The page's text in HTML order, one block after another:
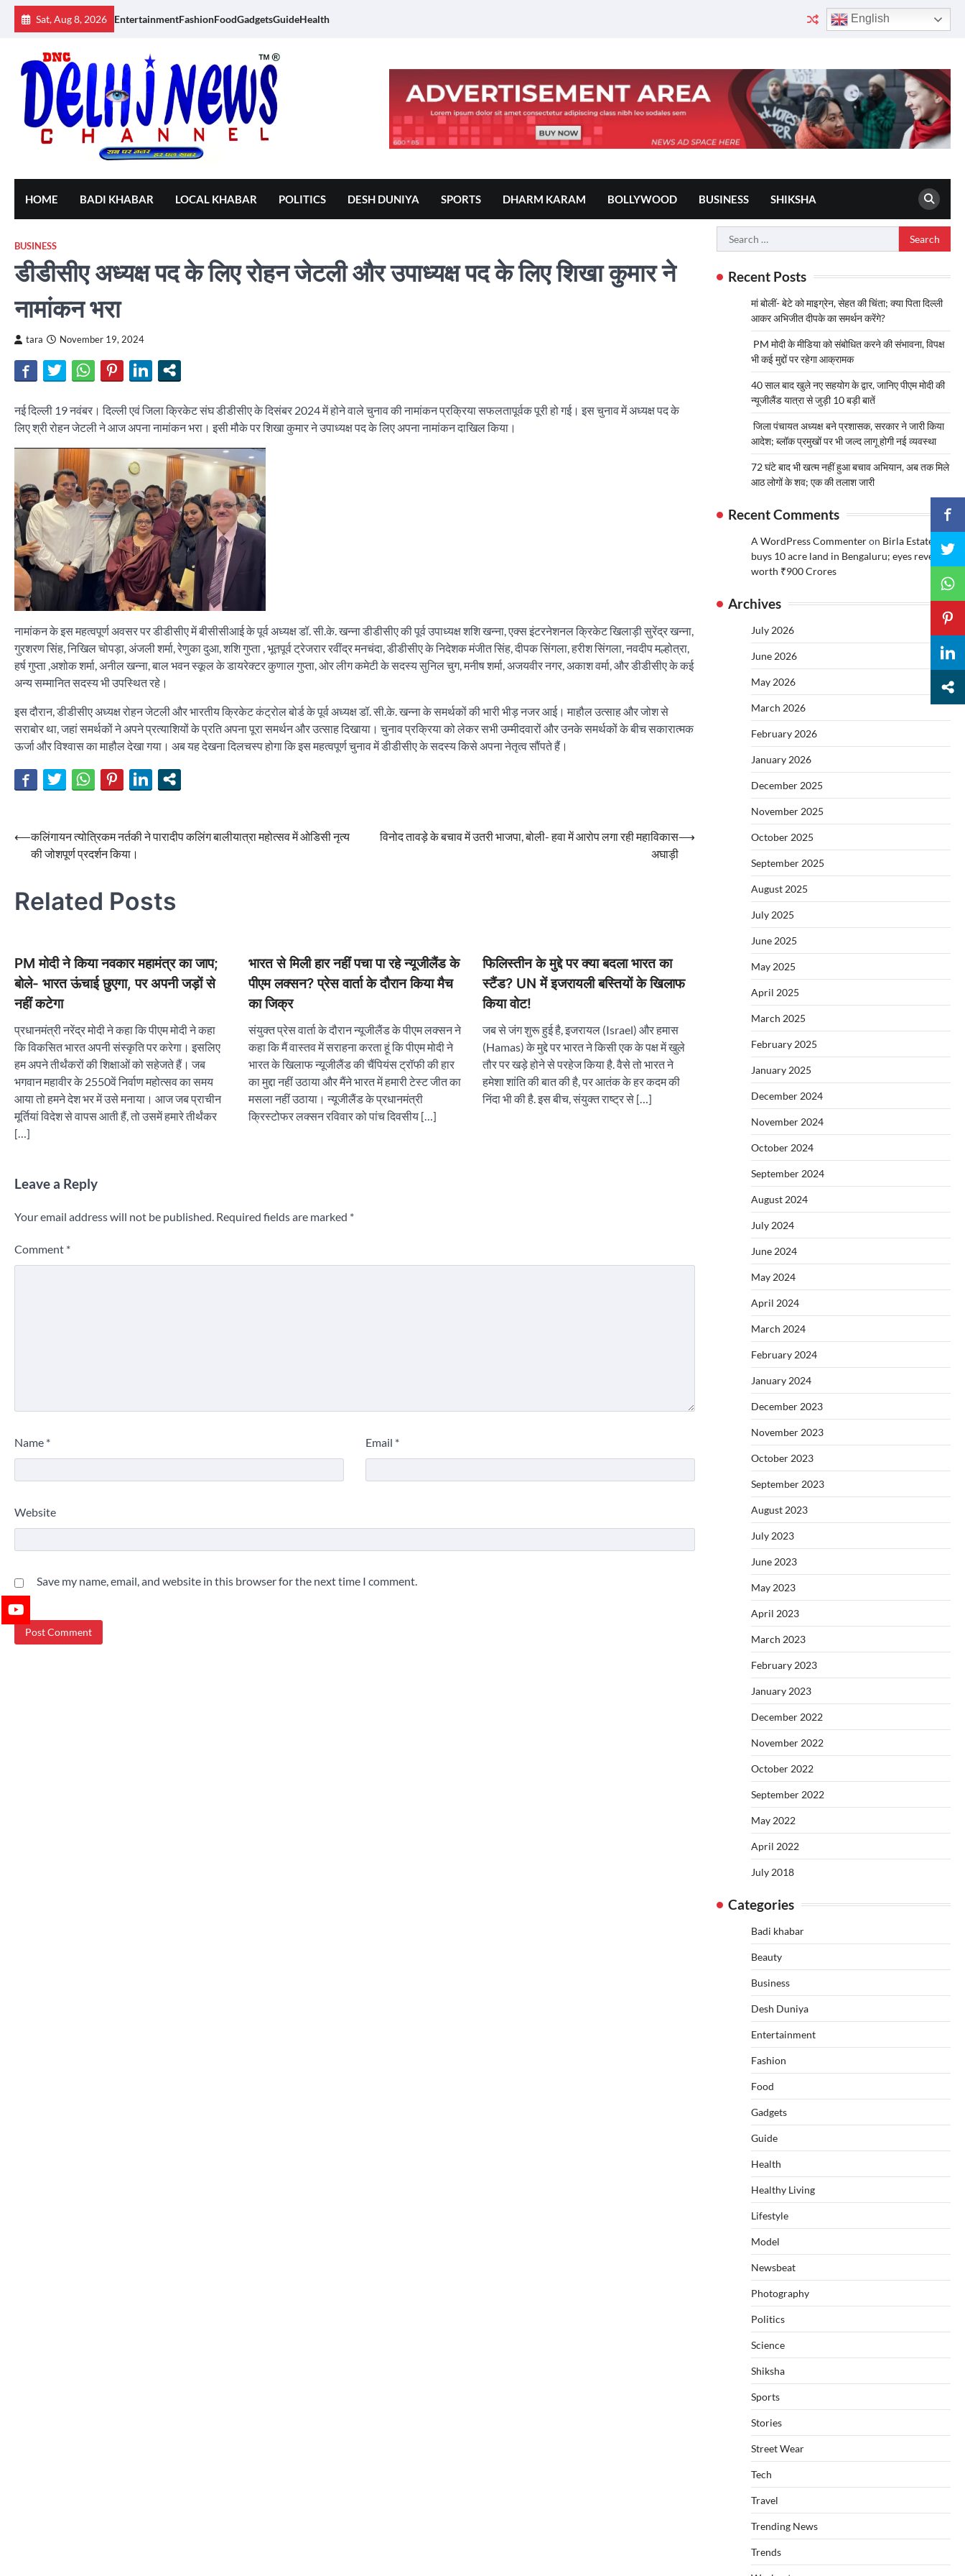
Skip
Sat, Aug 8, 2026 EntertainmentFashionFoodGadgetsGuideHealth English
HOME BADI KHABAR LOCAL KHABAR POLITICS DESH DUNIYA SPORTS DHARM KARAM BOLLYWOOD BUSINESS SHIKSHA
BUSINESS
डीडीसीए अध्यक्ष पद के लिए रोहन जेटली और उपाध्यक्ष पद के लिए शिखा कुमार ने
नामांकन भरा
tara November 19, 2024
नई दिल्ली 19 नवंबर। दिल्ली एवं जिला क्रिकेट संघ डीडीसीए के दिसंबर 2024 में होने वाले चुनाव की नामांकन प्रक्रिया सफलतापूर्वक पूरी हो गई। इस चुनाव में अध्यक्ष पद के
लिए श्री रोहन जेटली ने आज अपना नामांकन भरा। इसी मौके पर शिखा कुमार ने उपाध्यक्ष पद के लिए अपना नामांकन दाखिल किया।
नामांकन के इस महत्वपूर्ण अवसर पर डीडीसीए में बीसीसीआई के पूर्व अध्यक्ष डॉ. सी.के. खन्ना डीडीसीए की पूर्व उपाध्यक्ष शशि खन्ना, एक्स इंटरनेशनल क्रिकेट खिलाड़ी सुरेंद्र खन्ना,
गुरशरण सिंह, निखिल चोपड़ा, अंजली शर्मा, रेणुका दुआ, शशि गुप्ता , भूतपूर्व ट्रेजरार रवींद्र मनचंदा, डीडीसीए के निदेशक मंजीत सिंह, दीपक सिंगला, हरीश सिंगला, नवदीप मल्होत्रा,
हर्ष गुप्ता ,अशोक शर्मा, अनील खन्ना, बाल भवन स्कूल के डायरेक्टर कुणाल गुप्ता, ओर लीग कमेटी के सदस्य सुनिल चुग, मनीष शर्मा, अजयवीर नगर, अकाश वर्मा, और डीडीसीए के कई
अन्य सम्मानित सदस्य भी उपस्थित रहे।
इस दौरान, डीडीसीए अध्यक्ष रोहन जेटली और भारतीय क्रिकेट कंट्रोल बोर्ड के पूर्व अध्यक्ष डॉ. सी.के. खन्ना के समर्थकों की भारी भीड़ नजर आई। माहौल उत्साह और जोश से
सराबोर था, जहां समर्थकों ने अपने प्रत्याशियों के प्रति अपना पूरा समर्थन और उत्साह दिखाया। चुनाव प्रक्रिया को लेकर सभी उम्मीदवारों और उनके समर्थकों के बीच सकारात्मक
ऊर्जा और विश्वास का माहौल देखा गया। अब यह देखना दिलचस्प होगा कि इस महत्वपूर्ण चुनाव में डीडीसीए के सदस्य किसे अपना नेतृत्व सौंपते हैं।
Post
navigation
⟵कलिंगायन त्योत्रिकम नर्तकी ने पारादीप कलिंग बालीयात्रा महोत्सव में ओडिसी नृत्य
की जोशपूर्ण प्रदर्शन किया।
विनोद तावड़े के बचाव में उतरी भाजपा, बोली- हवा में आरोप लगा रही महाविकास
अघाड़ी
⟶
Related Posts
PM मोदी ने किया नवकार महामंत्र का जाप;
बोले- भारत ऊंचाई छुएगा, पर अपनी जड़ों से
नहीं कटेगा
प्रधानमंत्री नरेंद्र मोदी ने कहा कि पीएम मोदी ने कहा
कि विकसित भारत अपनी संस्कृति पर करेगा। इसलिए
हम अपने तीर्थंकरों की शिक्षाओं को सहेजते हैं। जब
भगवान महावीर के 2550वें निर्वाण महोत्सव का समय
आया तो हमने देश भर में उसे मनाया। आज जब प्राचीन
मूर्तियां विदेश से वापस आती हैं, तो उसमें हमारे तीर्थंकर
[…]
भारत से मिली हार नहीं पचा पा रहे न्यूजीलैंड के
पीएम लक्सन? प्रेस वार्ता के दौरान किया मैच
का जिक्र
संयुक्त प्रेस वार्ता के दौरान न्यूजीलैंड के पीएम लक्सन ने
कहा कि मैं वास्तव में सराहना करता हूं कि पीएम मोदी ने
भारत के खिलाफ न्यूजीलैंड की चैंपियंस ट्रॉफी की हार
का मुद्दा नहीं उठाया और मैंने भारत में हमारी टेस्ट जीत का
मसला नहीं उठाया। न्यूजीलैंड के प्रधानमंत्री
क्रिस्टोफर लक्सन रविवार को पांच दिवसीय […]
फिलिस्तीन के मुद्दे पर क्या बदला भारत का
स्टैंड? UN में इजरायली बस्तियों के खिलाफ
किया वोट!
जब से जंग शुरू हुई है, इजरायल (Israel) और हमास
(Hamas) के मुद्दे पर भारत ने किसी एक के पक्ष में खुले
तौर पर खड़े होने से परहेज किया है. वैसे तो भारत ने
हमेशा शांति की बात की है, पर आतंक के हर कदम की
निंदा भी की है. इस बीच, संयुक्त राष्ट्र से […]
Leave a Reply
Your email address will not be published. Required fields are marked *
Comment *
Name * Email *
Website
Save my name, email, and website in this browser for the next time I comment.
Search
for:
Recent Posts
मां बोलीं- बेटे को माइग्रेन, सेहत की चिंता; क्या पिता दिल्ली
आकर अभिजीत दीपके का समर्थन करेंगे?
PM मोदी के मीडिया को संबोधित करने की संभावना, विपक्ष
भी कई मुद्दों पर रहेगा आक्रामक
40 साल बाद खुले नए सहयोग के द्वार, जानिए पीएम मोदी की
न्यूजीलैंड यात्रा से जुड़ी 10 बड़ी बातें
जिला पंचायत अध्यक्ष बने प्रशासक, सरकार ने जारी किया
आदेश; ब्लॉक प्रमुखों पर भी जल्द लागू होगी नई व्यवस्था
72 घंटे बाद भी खत्म नहीं हुआ बचाव अभियान, अब तक मिले
आठ लोगों के शव; एक की तलाश जारी
Recent Comments
A WordPress Commenteron Birla Estates
buys 10 acre land in Bengaluru; eyes revenue
worth ₹900 Crores
Archives
July 2026
June 2026
May 2026
March 2026
February 2026
January 2026
December 2025
November 2025
October 2025
September 2025
August 2025
July 2025
June 2025
May 2025
April 2025
March 2025
February 2025
January 2025
December 2024
November 2024
October 2024
September 2024
August 2024
July 2024
June 2024
May 2024
April 2024
March 2024
February 2024
January 2024
December 2023
November 2023
October 2023
September 2023
August 2023
July 2023
June 2023
May 2023
April 2023
March 2023
February 2023
January 2023
December 2022
November 2022
October 2022
September 2022
May 2022
April 2022
July 2018
Categories
Badi khabar
Beauty
Business
Desh Duniya
Entertainment
Fashion
Food
Gadgets
Guide
Health
Healthy Living
Lifestyle
Model
Newsbeat
Photography
Politics
Science
Shiksha
Sports
Stories
Street Wear
Tech
Travel
Trending News
Trends